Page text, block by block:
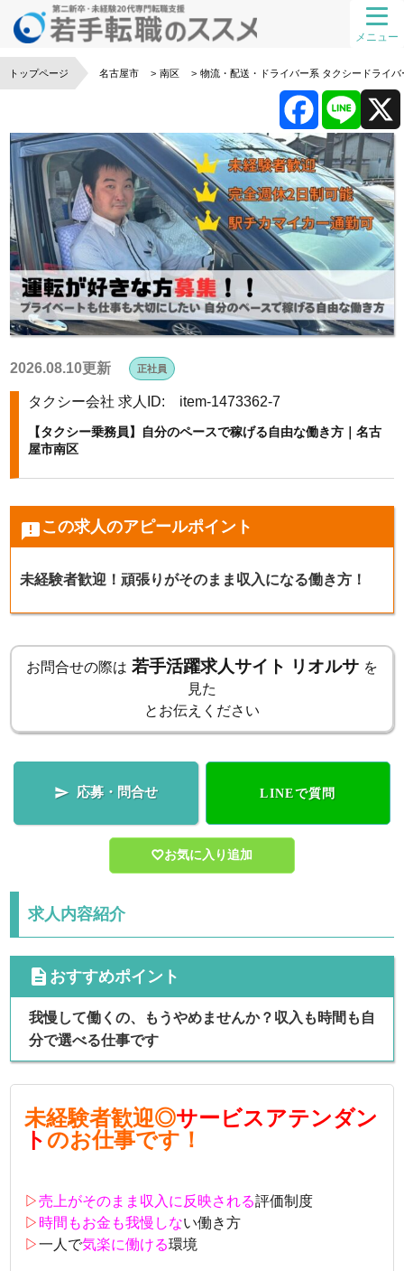
メニュー
トップページ 名古屋市 南区 物流・配送・ドライバー系 タクシードライバ
2026.08.10更新 正社員
タクシー会社 求人ID: item-1473362-7
【タクシー乗務員】自分のペースで稼げる自由な働き方｜名古
屋市南区
announcement この求人のアピールポイント
未経験者歓迎！頑張りがそのまま収入になる働き方！
お問合せの際は 若手活躍求人サイト リオルサ を
見た
とお伝えください
 応募・問合せ LINEで質問
お気に入り追加
求人内容紹介
cdescription おすすめポイント
我慢して働くの、もうやめませんか？収入も時間も自
分で選べる仕事です
F
a
c
e
b
k
L
i
e
未経験者歓迎◎サービスアテンダン
ト のお仕事です！
▷売上がそのまま収入に反映される評価制度
▷ 時間もお金も我慢しない働き方
▷一人で気楽に働ける環境